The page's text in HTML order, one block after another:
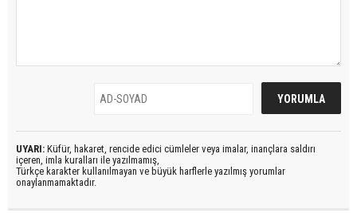
UYARI: Küfür, hakaret, rencide edici cümleler veya imalar, inançlara saldırı
içeren, imla kuralları ile yazılmamış,
Türkçe karakter kullanılmayan ve büyük harflerle yazılmış yorumlar
onaylanmamaktadır.